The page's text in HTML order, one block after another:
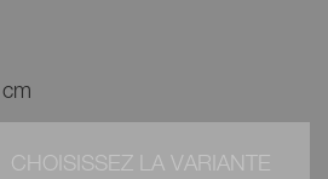
CHOISISSEZ LA VARIANTE